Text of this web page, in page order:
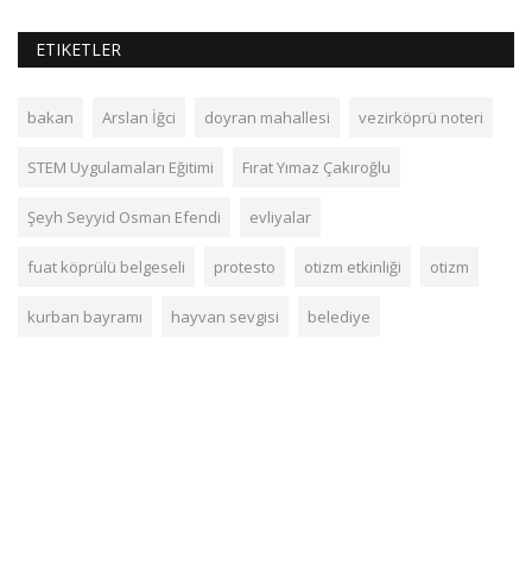
ETIKETLER
bakan Arslan İğci doyran mahallesi vezirköprü noteri
STEM Uygulamaları Eğitimi Fırat Yımaz Çakıroğlu
Şeyh Seyyid Osman Efendi evliyalar
fuat köprülü belgeseli protesto otizm etkinliği otizm
kurban bayramı hayvan sevgisi belediye